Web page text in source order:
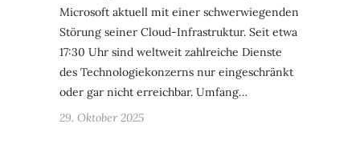
Microsoft aktuell mit einer schwerwiegenden
Störung seiner Cloud-Infrastruktur. Seit etwa
17:30 Uhr sind weltweit zahlreiche Dienste
des Technologiekonzerns nur eingeschränkt
oder gar nicht erreichbar. Umfang…
29. Oktober 2025